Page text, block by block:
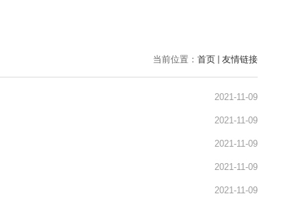
当前位置： 首页 友情链接
2021-11-09
2021-11-09
2021-11-09
2021-11-09
2021-11-09